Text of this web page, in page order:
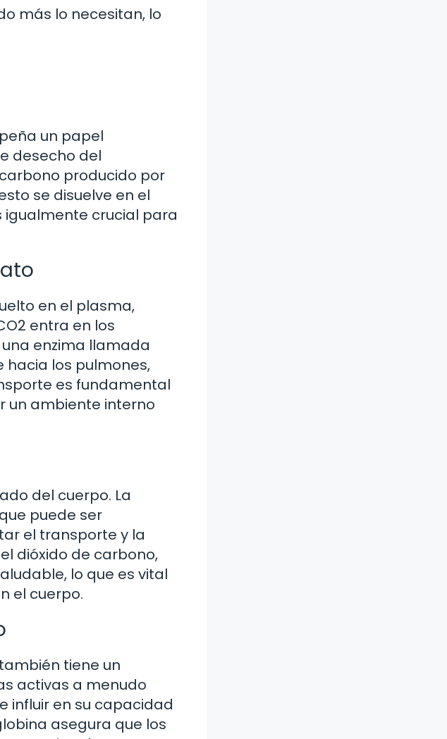
más lo necesitan, lo
un papel
desecho del
producido por
se disuelve en el
igualmente crucial para
en el plasma,
entra en los
enzima llamada
los pulmones,
es fundamental
un ambiente interno
del cuerpo. La
puede ser
el transporte y la
dióxido de carbono,
lo que es vital
el cuerpo.
tiene un
activas a menudo
influir en su capacidad
asegura que los